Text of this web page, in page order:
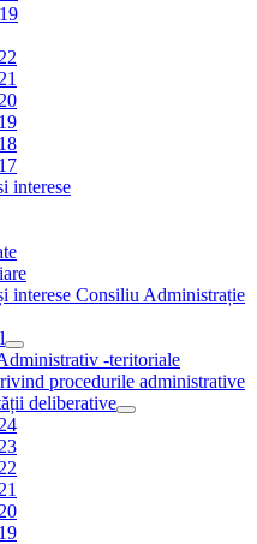
interese
interese Consiliu Administrație
Show
sub
menu
-teritoriale
procedurile administrative
deliberative
Show